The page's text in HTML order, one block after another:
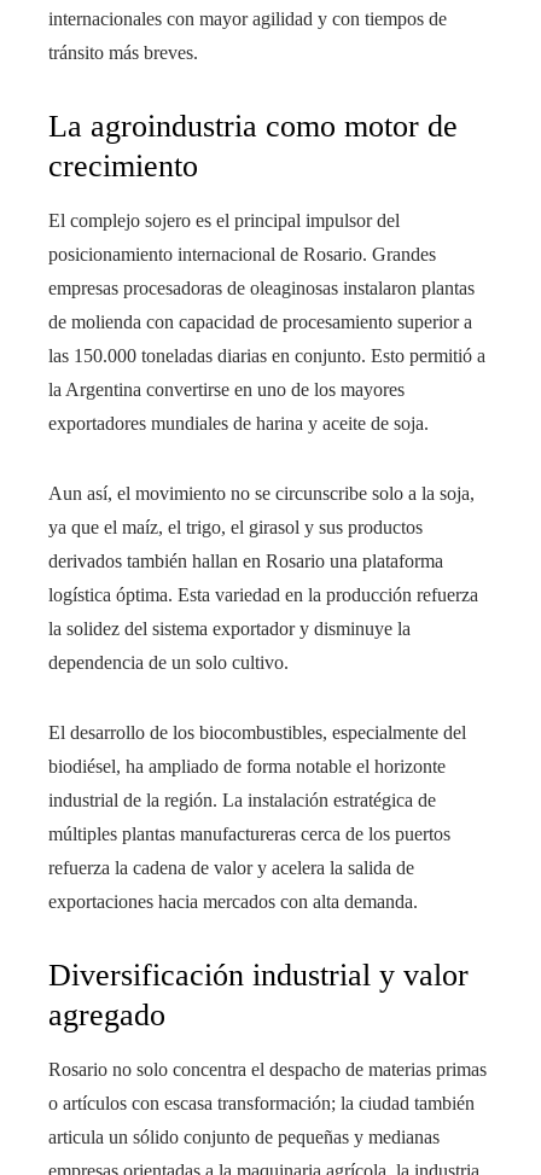
internacionales con mayor agilidad y con tiempos de
tránsito más breves.
La agroindustria como motor de
crecimiento
El complejo sojero es el principal impulsor del
posicionamiento internacional de Rosario. Grandes
empresas procesadoras de oleaginosas instalaron plantas
de molienda con capacidad de procesamiento superior a
las 150.000 toneladas diarias en conjunto. Esto permitió a
la Argentina convertirse en uno de los mayores
exportadores mundiales de harina y aceite de soja.
Aun así, el movimiento no se circunscribe solo a la soja,
ya que el maíz, el trigo, el girasol y sus productos
derivados también hallan en Rosario una plataforma
logística óptima. Esta variedad en la producción refuerza
la solidez del sistema exportador y disminuye la
dependencia de un solo cultivo.
El desarrollo de los biocombustibles, especialmente del
biodiésel, ha ampliado de forma notable el horizonte
industrial de la región. La instalación estratégica de
múltiples plantas manufactureras cerca de los puertos
refuerza la cadena de valor y acelera la salida de
exportaciones hacia mercados con alta demanda.
Diversificación industrial y valor
agregado
Rosario no solo concentra el despacho de materias primas
o artículos con escasa transformación; la ciudad también
articula un sólido conjunto de pequeñas y medianas